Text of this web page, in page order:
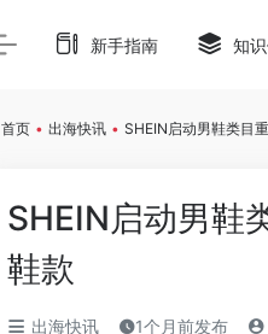
新手指南 知
首页 • 出海快讯 • SHEIN启动男鞋类目
SHEIN启动男鞋
鞋款
出海快讯 1个月前发布